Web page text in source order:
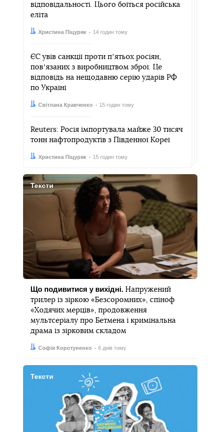
відповідальності. Цього боїться російська
еліта
Автор:
Христина Піцуряк
Дата: 14 годин тому
ЄС увів санкції проти пʼятьох росіян,
повʼязаних з виробництвом зброї. Це
відповідь на нещодавню серію ударів РФ
по Україні
Автор:
Світлана Кравченко
Дата: 15 годин тому
Reuters: Росія імпортувала майже 30 тисяч
тонн нафтопродуктів з Південної Кореї
Автор:
Христина Піцуряк
Дата: 15 годин тому
Тексти
Що подивитися у вихідні. Напружений
трилер із зіркою «Безсоромних», спіноф
«Ходячих мерців», продовження
мультсеріалу про Бетмена і кримінальна
драма із зірковим складом
Автор:
Софія Коротуненко
Дата: 6 днів тому
Тексти